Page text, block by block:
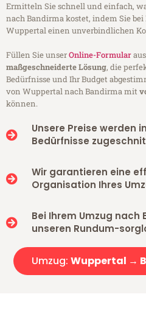
Ermitteln Sie schnell und einfach,
nach Bandirma kostet, indem Sie
Wuppertal einen unverbindlichen
Füllen Sie unserOnline-Formular
maßgeschneiderte Lösung, die
Bedürfnisse und Ihr Budget
von Wuppertal nach Bandirma mit
können.
Unsere Preise werden
Bedürfnisse
Wir garantieren eine
Organisation Ihres
Bei Ihrem Umzug nach
unseren Rundum-
Umzug: Wuppertal →